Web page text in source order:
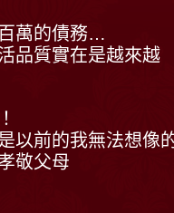
萬的債務…
品質實在是越來越
以前的我無法想像
敬父母